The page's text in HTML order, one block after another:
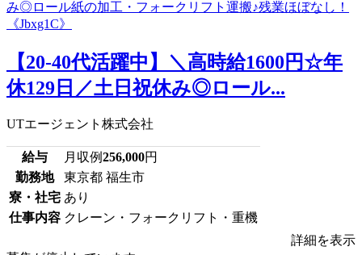
【20-40代活躍中】＼高時給1600円☆年
休129日／土日祝休み◎ロール...
UTエージェント株式会社
給与 月収例256,000円
勤務地
東京都 福生市
寮・社宅 あり
仕事内容 クレーン・フォークリフト・重機
詳細を表示